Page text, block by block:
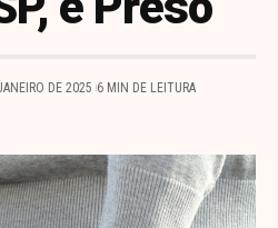
DE 2025 6 MIN DE LEITURA